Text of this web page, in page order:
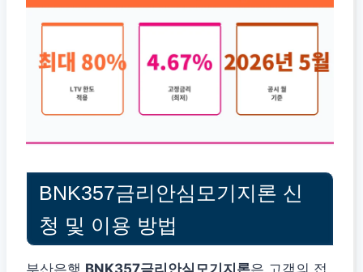
BNK357금리안심모기지론 신
청 및 이용 방법